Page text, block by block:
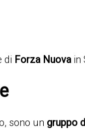
di Forza Nuovain
sono un gruppo